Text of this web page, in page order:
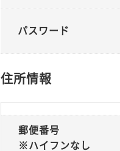
パスワード
住所情報
郵便番号
※ハイフンなし